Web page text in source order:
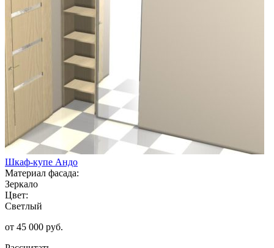
Шкаф-купе Андо
Материал фасада:
Зеркало
Цвет:
Светлый
от 45 000 руб.